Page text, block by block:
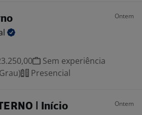
Ontem
Sem experiência
Presencial
| Início
Ontem